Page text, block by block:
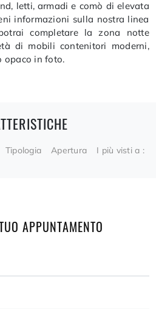
letti, armadi e comò di elevata
informazioni sulla nostra linea
completare la zona notte
di mobili contenitori moderni,
opaco in foto.
Tipologia Apertura I più visti a :
APPUNTAMENTO